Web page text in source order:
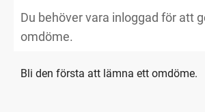
Bli den första att lämna ett omdöme.